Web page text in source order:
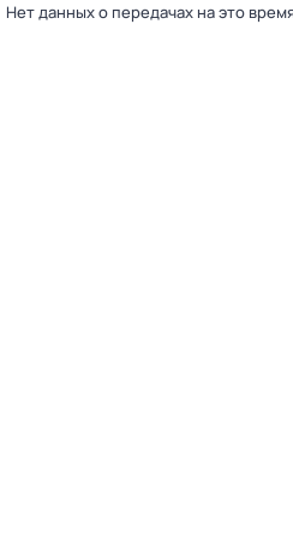
Нет данных о передачах на это